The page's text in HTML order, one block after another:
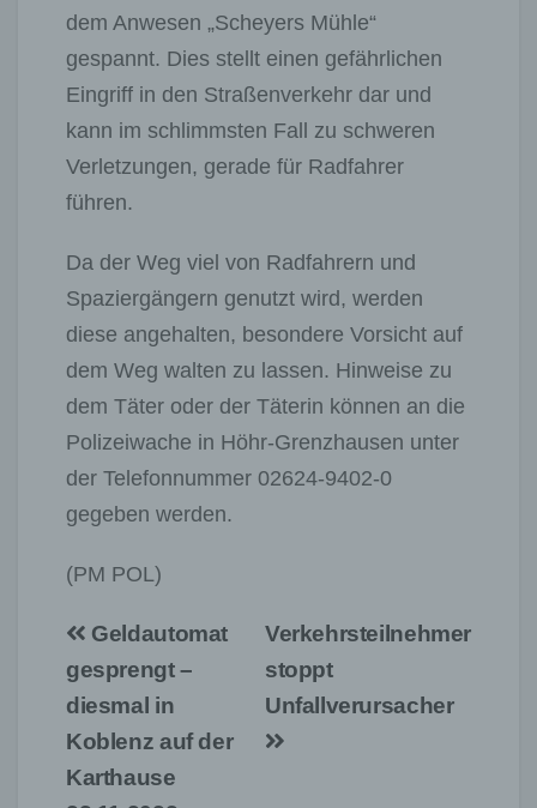
dem Anwesen „Scheyers Mühle“
gespannt. Dies stellt einen gefährlichen
Eingriff in den Straßenverkehr dar und
kann im schlimmsten Fall zu schweren
Verletzungen, gerade für Radfahrer
führen.
Da der Weg viel von Radfahrern und
Spaziergängern genutzt wird, werden
diese angehalten, besondere Vorsicht auf
dem Weg walten zu lassen. Hinweise zu
dem Täter oder der Täterin können an die
Polizeiwache in Höhr-Grenzhausen unter
der Telefonnummer 02624-9402-0
gegeben werden.
(PM POL)
Beitragsnavigation
Verkehrsteilnehmer
stoppt
Unfallverursacher
Geldautomat
gesprengt –
diesmal in
Koblenz auf der
Karthause